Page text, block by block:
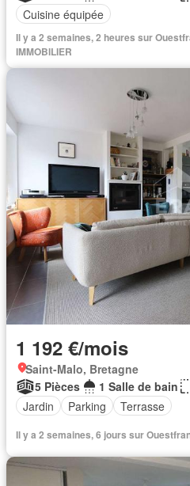
Cuisine équipée
Il y a 2 semaines, 2 heures sur
IMMOBILIER
1 192 €/mois
Saint-Malo, Bretagne
5 Pièces
1 Salle de bain
Jardin
Parking Terrasse
Il y a 2 semaines, 6 jours sur